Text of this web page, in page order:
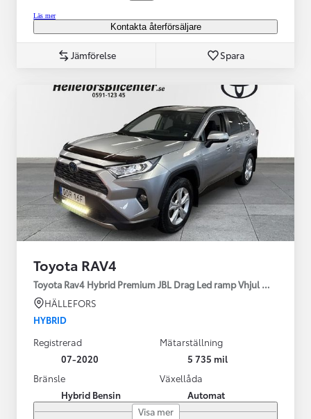
Läs mer
Kontakta återförsäljare
Jämförelse Spara
Toyota RAV4
Toyota Rav4 Hybrid Premium JBL Drag Led ramp Vhjul motorv
HÄLLEFORS
HYBRID
Registrerad
07-2020
Mätarställning
5 735 mil
Bränsle
Hybrid Bensin
Växellåda
Automat
Visa mer